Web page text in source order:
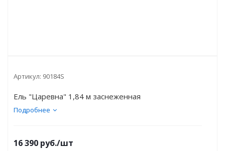
Артикул: 90184S
Ель "Царевна" 1,84 м заснеженная
Подробнее
16 390 руб./шт